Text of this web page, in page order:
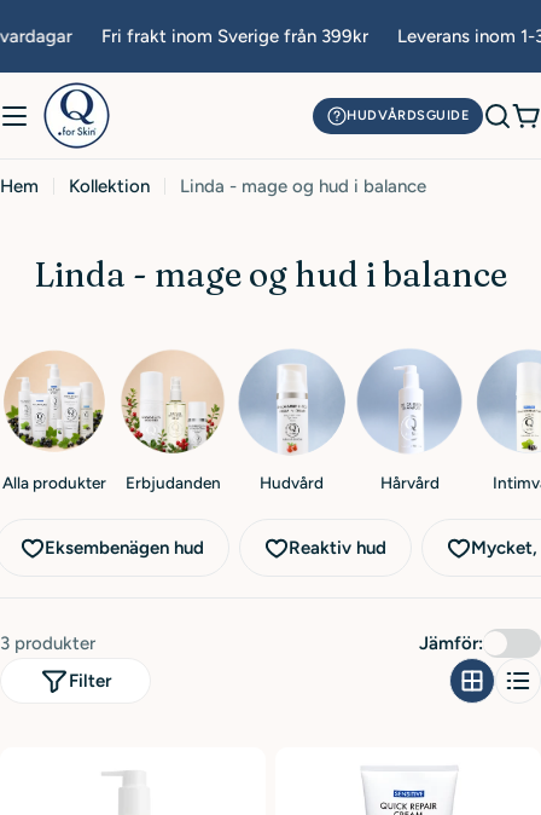
till
innehåll
Fri frakt inom Sverige från 399kr Leverans inom 1-
HUDVÅRDSGUIDE
Hem Kollektion Linda - mage og hud i balance
K
l
l
e
k
i
n
Linda - mage og hud i balance
Alla produkter Erbjudanden Hudvård Hårvård
Eksembenägen hud Reaktiv hud
3 produkter
Filter
Jämför: